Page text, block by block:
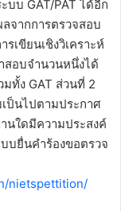
บบ GAT/PAT ได้อีก
จากการตรวจสอบ
เขียนเชิงวิเคราะห์
สอบจำนวนหนึ่งได้
ทั้ง GAT ส่วนที่ 2
ป็นไปตามประกาศ
นใดมีความประสงค์
บยื่นคำร้องขอตรวจ
nietspettition/